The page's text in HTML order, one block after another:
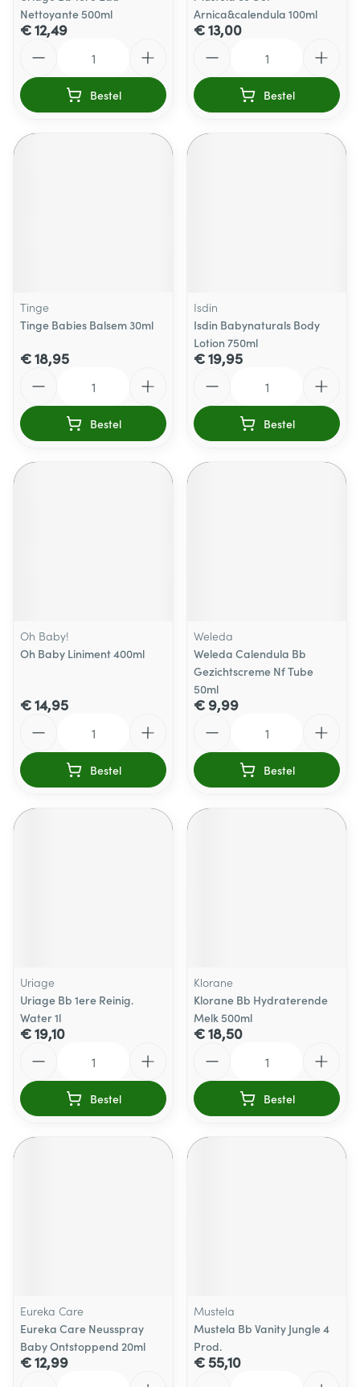
Nettoyante 500ml
€ 12,49
Bestel
Arnica&calendula 100ml
€ 13,00
Bestel
Tinge
Tinge Babies Balsem 30ml
€ 18,95
Bestel
Isdin
Isdin Babynaturals Body
Lotion 750ml
€ 19,95
Bestel
Oh Baby!
Oh Baby Liniment 400ml
€ 14,95
Bestel
Weleda
Weleda Calendula Bb
Gezichtscreme Nf Tube
50ml
€ 9,99
Bestel
Uriage
Uriage Bb 1ere Reinig.
Water 1l
€ 19,10
Bestel
Klorane
Klorane Bb Hydraterende
Melk 500ml
€ 18,50
Bestel
Eureka Care
Eureka Care Neusspray
Baby Ontstoppend 20ml
€ 12,99
Mustela
Mustela Bb Vanity Jungle 4
Prod.
€ 55,10